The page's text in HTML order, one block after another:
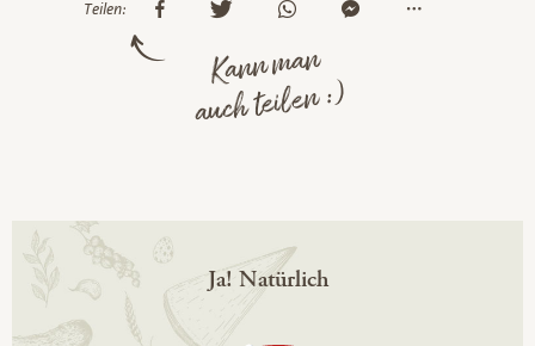
Teilen:
Kann man
auch teilen :)
Ja! Natürlich